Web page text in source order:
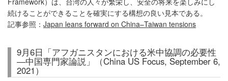
続けることができることを確実にする構想の良い見本である。
記事参照： Japan leans forward on China–Taiwan tensions
9月6日「アフガニスタンにおける米中協調の必要性
―中国専門家論説」（China US Focus, September 6,
2021）